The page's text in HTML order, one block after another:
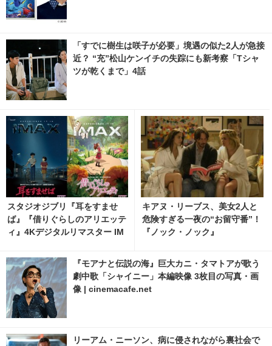
「すでに樹生は咲子が必要」境遇の似た2人が急接
近？ “充”松山ケンイチの失踪にも新考察「Tシャ
ツが乾くまで」4話
スタジオジブリ『耳をすませ
ば』『借りぐらしのアリエッテ
ィ』4Kデジタルリマスター IM
キアヌ・リーブス、美女2人と
危険すぎる一夜の“お留守番”！
『ノック・ノック』
『モアナと伝説の海』巨大カニ・タマトアが歌う
劇中歌「シャイニー」本編映像 3枚目の写真・画
像 | cinemacafe.net
リーアム・ニーソン、病に侵されながら裏社会で